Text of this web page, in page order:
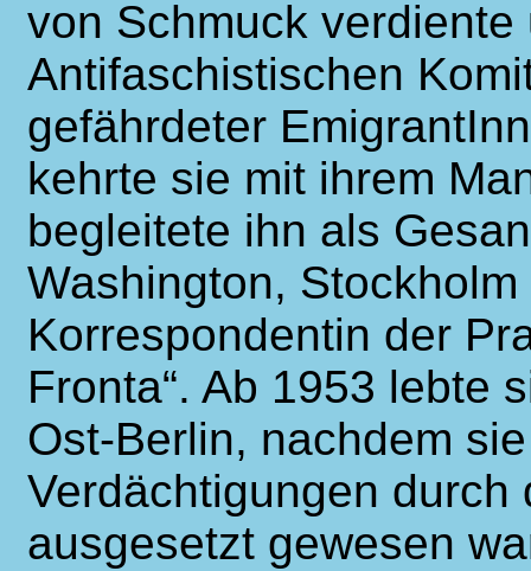
von Schmuck
Antifaschistischen
gefährdeter
kehrte sie mit ihrem
begleitete ihn als
Washington,
Korrespondentin der
Fronta“. Ab 1953 lebte
Ost-Berlin, nachdem
Verdächtigungen durch
ausgesetzt gewesen